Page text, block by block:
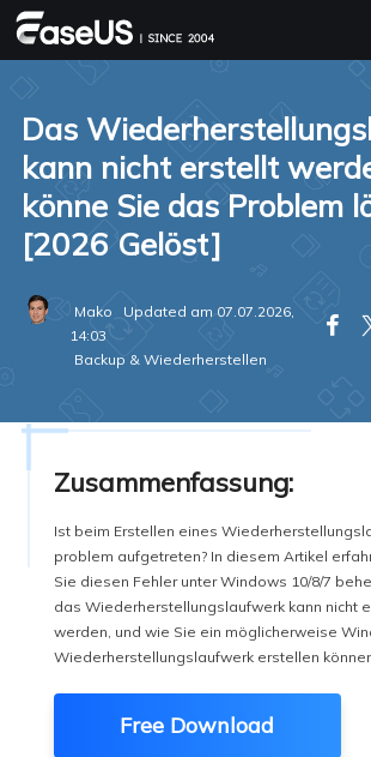
Das
kann nicht erstellt
könne Sie das Problem
[2026 Gelöst]
Mako
Updated am 07.07.2026,
14:03
Backup & Wiederherstellen

Zusammenfassung:
Ist beim Erstellen eines
problem aufgetreten? In diesem Artikel
Sie diesen Fehler unter Windows 10/8/7
das Wiederherstellungslaufwerk kann nicht
werden, und wie Sie ein möglicherweise
Wiederherstellungslaufwerk erstellen
Free Download